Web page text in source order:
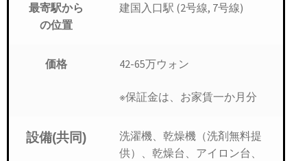
最寄駅から
の位置
建国入口駅 (2号線, 7号線)
価格 42-65万ウォン
※保証金は、お家賃一か月分
設備(共同)
洗濯機、乾燥機（洗剤無料提
供）、乾燥台、アイロン台、